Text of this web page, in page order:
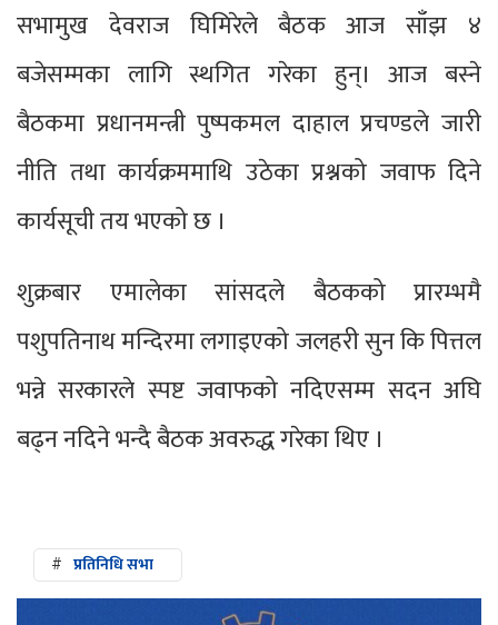
सभामुख देवराज घिमिरेले बैठक आज साँझ ४
बजेसम्मका लागि स्थगित गरेका हुन्। आज बस्ने
बैठकमा प्रधानमन्त्री पुष्पकमल दाहाल प्रचण्डले जारी
नीति तथा कार्यक्रममाथि उठेका प्रश्नको जवाफ दिने
कार्यसूची तय भएको छ ।
शुक्रबार एमालेका सांसदले बैठकको प्रारम्भमै
पशुपतिनाथ मन्दिरमा लगाइएको जलहरी सुन कि पित्तल
भन्ने सरकारले स्पष्ट जवाफको नदिएसम्म सदन अघि
बढ्न नदिने भन्दै बैठक अवरुद्ध गरेका थिए ।
# प्रतिनिधि सभा